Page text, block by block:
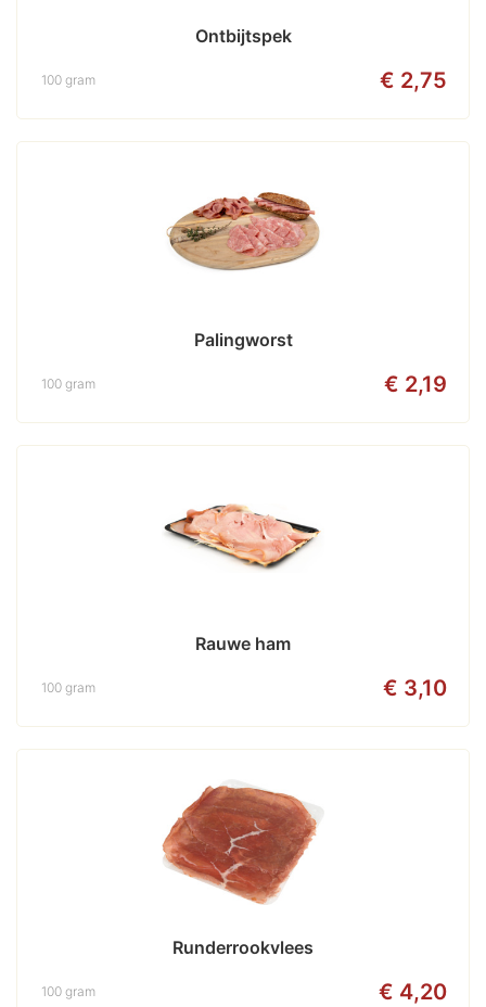
Ontbijtspek
€ 2,75
100 gram
Palingworst
€ 2,19
100 gram
Rauwe ham
€ 3,10
100 gram
Runderrookvlees
€ 4,20
100 gram